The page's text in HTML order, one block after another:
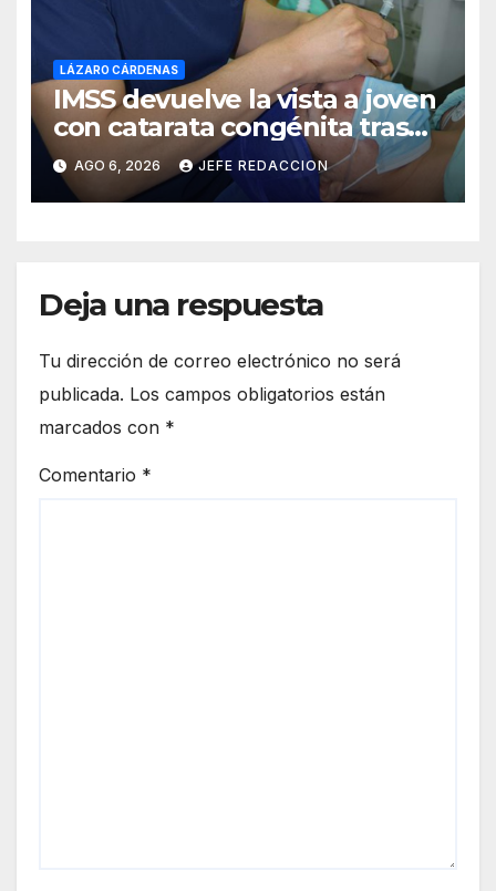
LÁZARO CÁRDENAS
IMSS devuelve la vista a joven
con catarata congénita tras
23 años de limitación visual
AGO 6, 2026 JEFE REDACCION
Deja una respuesta
Tu dirección de correo electrónico no será
publicada. Los campos obligatorios están
marcados con *
Comentario *